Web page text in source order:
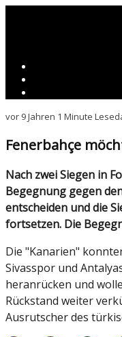
vor 9 Jahren 1 Minute
Fenerbahçe
Nach zwei Siegen in Folge möchte Fenerbahçe auch die
Begegnung gegen
entscheiden und die
fortsetzen. Die
Die "Kanarien"
Sivasspor und
heranrücken und
Rückstand weiter
Ausrutscher des